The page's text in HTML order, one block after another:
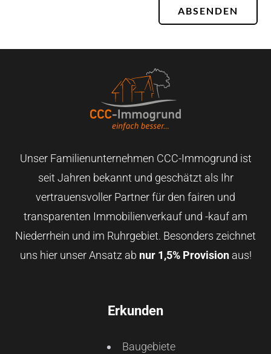
ABSENDEN
Unser Familienunternehmen CCC-Immogrund ist
seit Jahren bekannt und geschätzt als Ihr
vertrauensvoller Partner für den fairen und
transparenten Immobilienverkauf und -kauf am
Niederrhein und im Ruhrgebiet. Besonders zeichnet
uns hier unser Ansatz ab nur 1,5% Provisionaus!
Erkunden
Baugebiete